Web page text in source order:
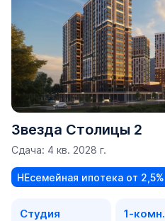
Звезда Столицы 2
Сдача: 4 кв. 2028 г.
НЕсемейная ипотека от 2,5%
Студия
1-комн.